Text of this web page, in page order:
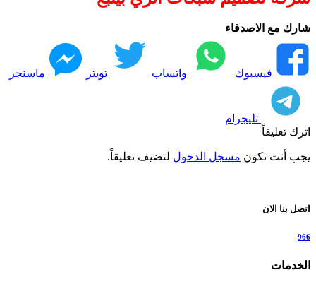
شارك مع الاصدقاء
فيسبوك واتساب تويتر ماسنجر
تليجرام
اترك تعليقاً
يجب أنت تكون مسجل الدخول لتضيف تعليقاً.
اتصل بنا الان
966
الخدمات